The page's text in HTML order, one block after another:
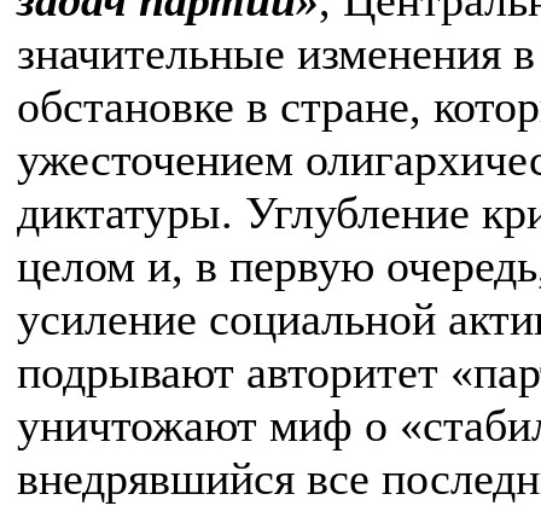
значительные изменения
обстановке в стране,
ужесточением
диктатуры. Углубление
целом и, в первую
усиление социальной
подрывают авторитет
уничтожают миф о
внедрявшийся все